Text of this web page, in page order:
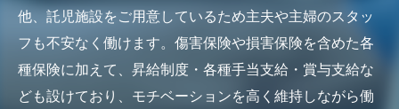
他、託児施設をご用意しているため主夫や主婦のスタッ
フも不安なく働けます。傷害保険や損害保険を含めた各
種保険に加えて、昇給制度・各種手当支給・賞与支給な
ども設けており、モチベーションを高く維持しながら働